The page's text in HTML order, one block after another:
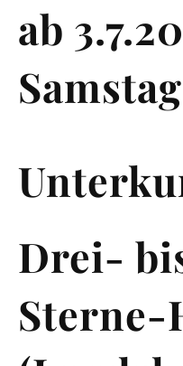
ab
Samstag
Drei-
Sterne-